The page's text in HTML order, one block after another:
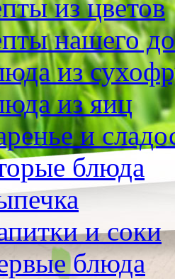
из цветов
нашего
из
из яиц
и
блюда
и соки
блюда